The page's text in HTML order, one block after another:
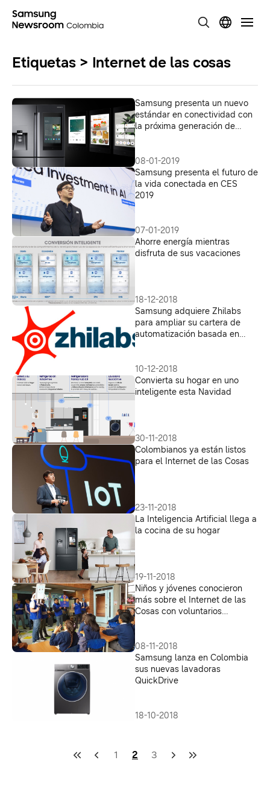
Etiquetas > Internet de las cosas
Samsung presenta un nuevo
estándar en conectividad con
la próxima generación de
08-01-2019
Samsung presenta el futuro de
la vida conectada en CES
2019
07-01-2019
Ahorre energía mientras
disfruta de sus vacaciones
18-12-2018
Samsung adquiere Zhilabs
para ampliar su cartera de
automatización basada en
10-12-2018
Convierta su hogar en uno
inteligente esta Navidad
30-11-2018
Colombianos ya están listos
para el Internet de las Cosas
23-11-2018
La Inteligencia Artificial llega a
la cocina de su hogar
19-11-2018
Niños y jóvenes conocieron
más sobre el Internet de las
Cosas con voluntarios
08-11-2018
Samsung lanza en Colombia
sus nuevas lavadoras
QuickDrive
18-10-2018
1 2 3